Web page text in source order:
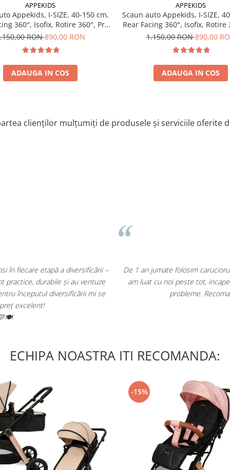
APPEKIDS
Appekids, I-SIZE, 40-150 cm,
360°, Isofix, Rotire 360°, Pro
Confort - Grey
RON890,00 RON
ADAUGA IN COS
APPEKIDS
Scaun auto Appekids, I-SIZE,
Rear Facing 360°, Isofix, Rotire
Confort - Green
1.150,00 RON890,00
ADAUGA IN COS
clienților mulțumiți de produsele și serviciile oferite
etapă a diversificării –
durabile și au ventuze
începutul diversificării mi se
excelent!
De 1 an jumate folosim caruciorul
am luat cu noi peste tot, incape
probleme.
ECHIPA NOASTRA ITI RECOMANDA:
-15%